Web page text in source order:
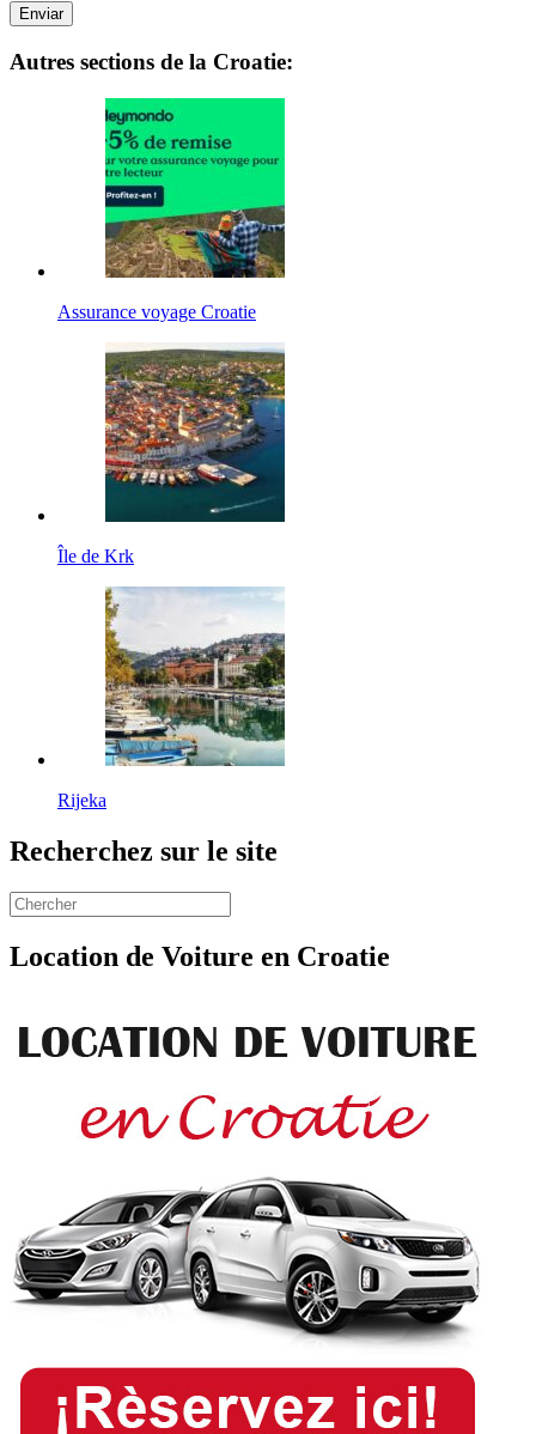
Autres sections de la Croatie:
Assurance voyage Croatie
Île de Krk
Rijeka
Recherchez sur le site
Location de Voiture en Croatie